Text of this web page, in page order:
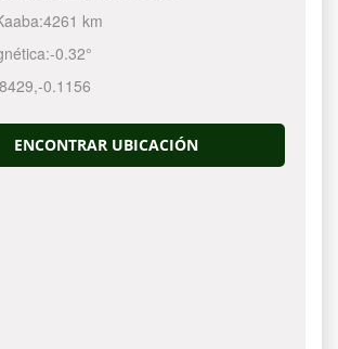
4261 km
-0.32°
,-0.1156
ENCONTRAR UBICACIÓN